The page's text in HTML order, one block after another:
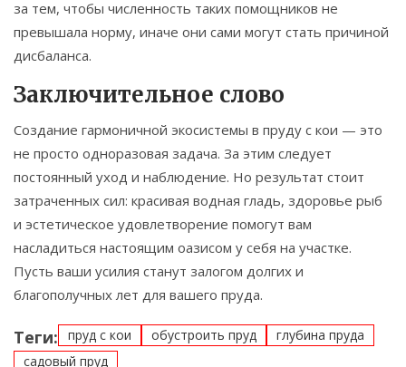
за тем, чтобы численность таких помощников не
превышала норму, иначе они сами могут стать причиной
дисбаланса.
Заключительное слово
Создание гармоничной экосистемы в пруду с кои — это
не просто одноразовая задача. За этим следует
постоянный уход и наблюдение. Но результат стоит
затраченных сил: красивая водная гладь, здоровье рыб
и эстетическое удовлетворение помогут вам
насладиться настоящим оазисом у себя на участке.
Пусть ваши усилия станут залогом долгих и
благополучных лет для вашего пруда.
Теги: пруд с кои обустроить пруд
глубина пруда
садовый пруд